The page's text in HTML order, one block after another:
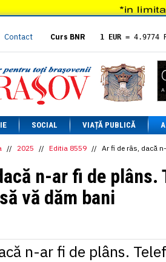
Contact Curs BNR 1 EUR = 4.9774
= 5.8304
1 XAU= 464.4611
1 AED= 1.1933
1 AUD= 2.7957
1 BGN= 2.5449
1 CAD= 3.1559
1 CHF= 5.2813
1 CNY= 0.6015
= 0.6668
1 EGP
= 0.0860
1 HUF
1 MXN
= 0.2227
1 NOK= 0.4191
SOCIAL VIAȚĂ PUBLICĂ
// 2025 // Editia 8559 // Ar fi de râs, dacă
n-ar fi de plâns.
vă dăm bani